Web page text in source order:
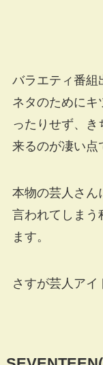
バラエティ番組
ネタのためにキ
ったりせず、き
来るのが凄い点
本物の芸人さん
言われてしまう
ます。
さすが芸人アイ